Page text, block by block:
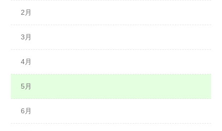
7月
6月
7月
8月
9月
10月
4月
5月
6月
8月
10月
5月
6月
7月
9月
11月
2月
3月
4月
5月
6月